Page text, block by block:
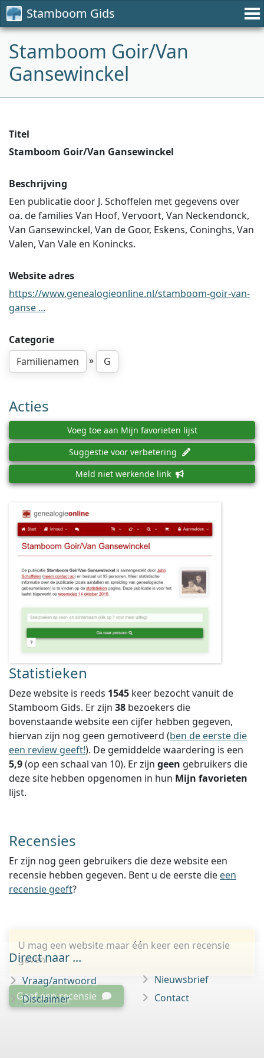
Stamboom Gids
Stamboom Goir/Van
Gansewinckel
Titel
Stamboom Goir/Van Gansewinckel
Beschrijving
Een publicatie door J. Schoffelen met gegevens over
oa. de families Van Hoof, Vervoort, Van Neckendonck,
Van Gansewinckel, Van de Goor, Eskens, Coninghs, Van
Valen, Van Vale en Konincks.
Website adres
https://www.genealogieonline.nl/stamboom-goir-van-
ganse ...
Categorie
Familienamen
» G
Acties
Voeg toe aan Mijn favorieten lijst
Suggestie voor verbetering
Meld niet werkende link
Statistieken
Deze website is reeds 1545 keer bezocht vanuit de
Stamboom Gids. Er zijn 38 bezoekers die
bovenstaande website een cijfer hebben gegeven,
hiervan zijn nog geen gemotiveerd (ben de eerste die
een review geeft!). De gemiddelde waardering is een
5,9(op een schaal van 10). Er zijn geen gebruikers die
deze site hebben opgenomen in hun Mijn favorieten
lijst.
Recensies
Er zijn nog geen gebruikers die deze website een
recensie hebben gegeven. Bent u de eerste die een
recensie geeft?
U mag een website maar één keer een recensie
geven.
Geef een recensie
Direct naar ...
Vraag/antwoord
Disclaimer
Nieuwsbrief
Contact